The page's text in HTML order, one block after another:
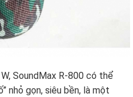
SoundMax R-800 có thể
nhỏ gọn, siêu bền, là một